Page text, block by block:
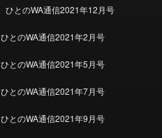
ひとのWA通信2021年12月号
ひとのWA通信2021年2月号
ひとのWA通信2021年5月号
ひとのWA通信2021年7月号
ひとのWA通信2021年9月号